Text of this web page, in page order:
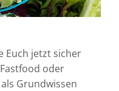
Euch jetzt sicher
oder
Grundwissen